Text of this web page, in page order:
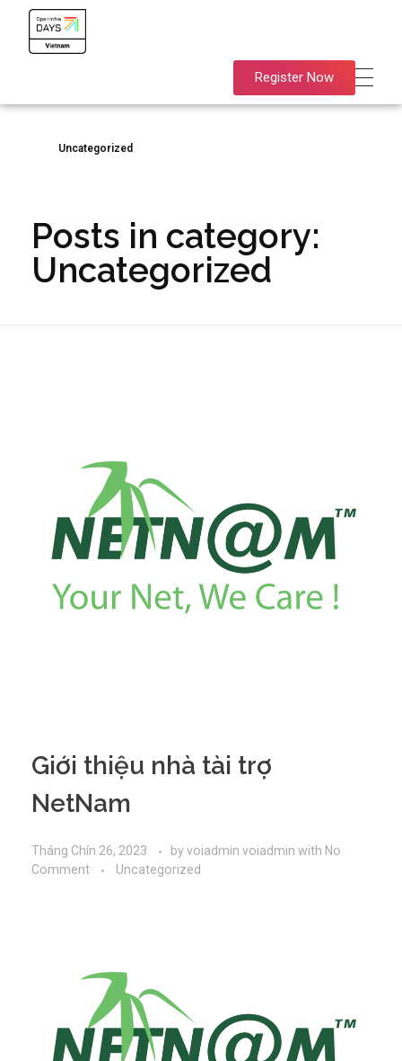
Register Now
Uncategorized
Posts in category:
Uncategorized
Giới thiệu nhà tài trợ
NetNam
Tháng Chín 26, 2023 by voiadmin voiadmin with No
Comment
Uncategorized